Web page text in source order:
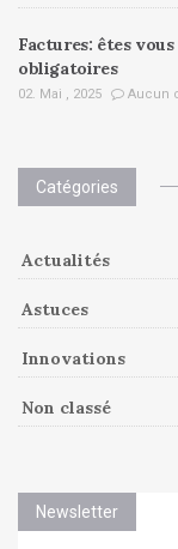
Factures: êtes
obligatoires
02. Mai , 2025 Aucun
Catégories
Actualités
Astuces
Innovations
Non classé
Newsletter